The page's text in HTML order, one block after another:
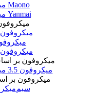
میکروفون Maono
میکروفون Yanmai
میکروفون
میکروفون بر
میکروفون 3.5 میلی‌متری
میکروفون بر
میکروفون بی‌‎سیم